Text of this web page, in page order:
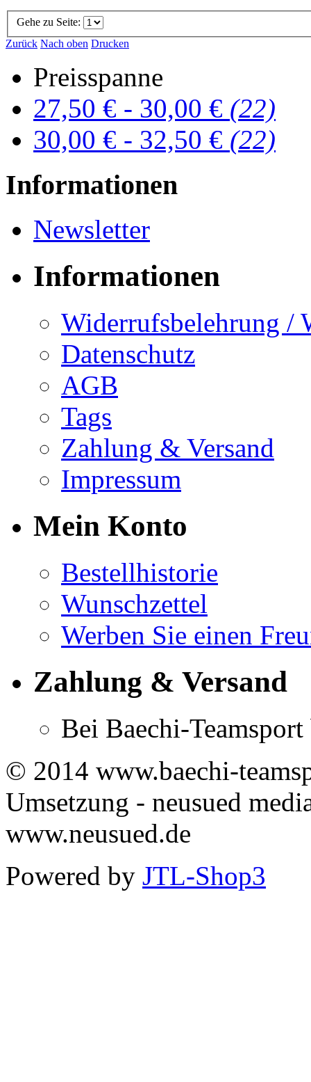
Gehe zu Seite:
Zurück Nach oben Drucken
Preisspanne
27,50 € - 30,00 € (22)
30,00 € - 32,50 € (22)
Informationen
Newsletter
Informationen
Widerrufsbelehrung /
Datenschutz
AGB
Tags
Zahlung & Versand
Impressum
Mein Konto
Bestellhistorie
Wunschzettel
Werben Sie einen
Zahlung & Versand
Bei Baechi-
© 2014 www.baechi-
Umsetzung - neusued
www.neusued.de
Powered by JTL-Shop3